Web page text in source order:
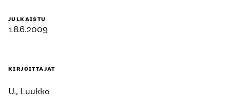
JULKAISTU
18.6.2009
KIRJOITTAJAT
U., Luukko